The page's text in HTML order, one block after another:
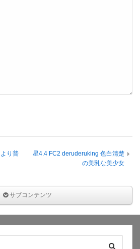
り普
星4.4 FC2 deruderuking 色白清楚
の美乳な美少女
サブコンテンツ